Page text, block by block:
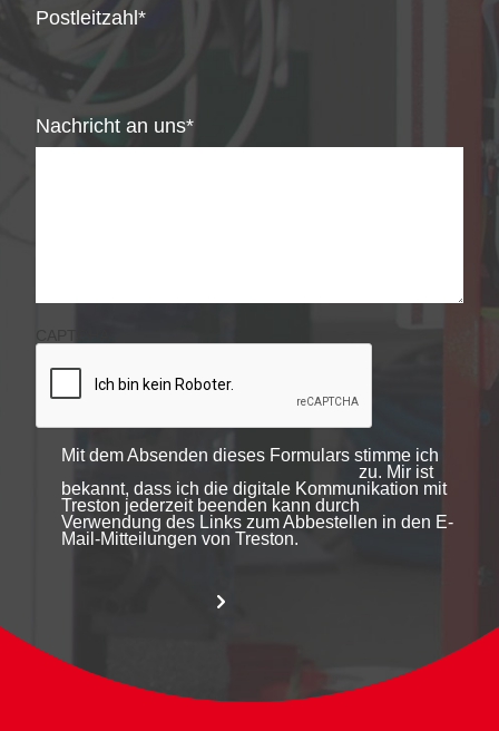
Postleitzahl
Nachricht an uns
Mit dem Absenden dieses Formulars stimme ich
zu. Mir ist
bekannt, dass ich die digitale Kommunikation mit
Treston jederzeit beenden kann durch
Verwendung des Links zum Abbestellen in den E-
Mail-Mitteilungen von Treston.